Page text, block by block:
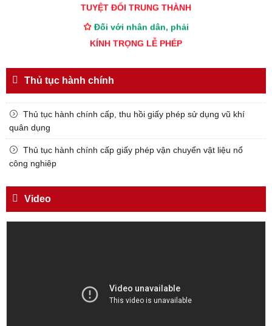
Đối với nhân dân, phải
KÍNH TRỌNG LỄ PHÉP
Đối với công việc, phải
Đối với địch, phải
Trích thư Chủ tịch Hồ Chí Minh
ngày 11 tháng 3 năm 1948.
Thủ tục hành chính
Thủ tục hành chính cấp, thu hồi giấy phép sử dụng vũ khí
quân dụng
Thủ tục hành chính cấp giấy phép vận chuyển vật liệu nổ
công nghiêp
Video